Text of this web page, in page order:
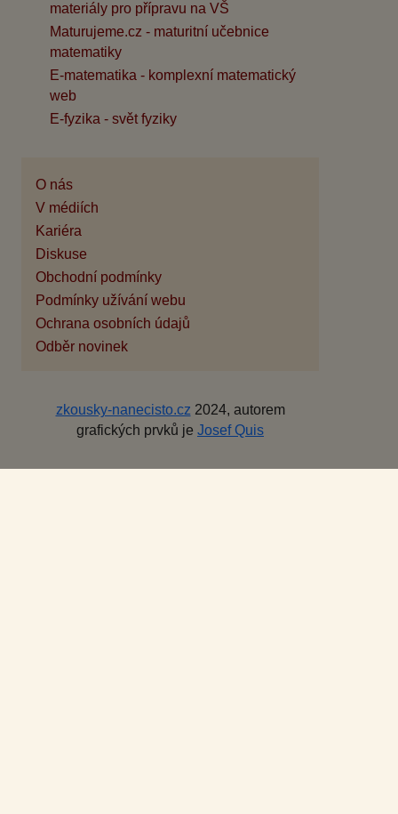
materiály pro přípravu na VŠ
Maturujeme.cz - maturitní učebnice
matematiky
E-matematika - komplexní matematický
web
E-fyzika - svět fyziky
O nás
V médiích
Kariéra
Diskuse
Obchodní podmínky
Podmínky užívání webu
Ochrana osobních údajů
Odběr novinek
zkousky-nanecisto.cz 2024, autorem
grafických prvků je Josef Quis